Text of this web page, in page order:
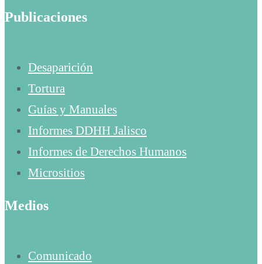
Publicaciones
Desaparición
Tortura
Guías y Manuales
Informes DDHH Jalisco
Informes de Derechos Humanos
Micrositios
Medios
Comunicado